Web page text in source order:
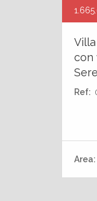
con
Ref:
Area: